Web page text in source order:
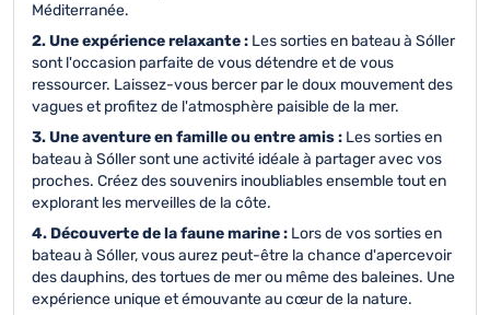
Méditerranée.
2. Une expérience relaxante : Les sorties en bateau à Sóller
sont l'occasion parfaite de vous détendre et de vous
ressourcer. Laissez-vous bercer par le doux mouvement des
vagues et profitez de l'atmosphère paisible de la mer.
3. Une aventure en famille ou entre amis : Les sorties en
bateau à Sóller sont une activité idéale à partager avec vos
proches. Créez des souvenirs inoubliables ensemble tout en
explorant les merveilles de la côte.
4. Découverte de la faune marine : Lors de vos sorties en
bateau à Sóller, vous aurez peut-être la chance d'apercevoir
des dauphins, des tortues de mer ou même des baleines. Une
expérience unique et émouvante au cœur de la nature.